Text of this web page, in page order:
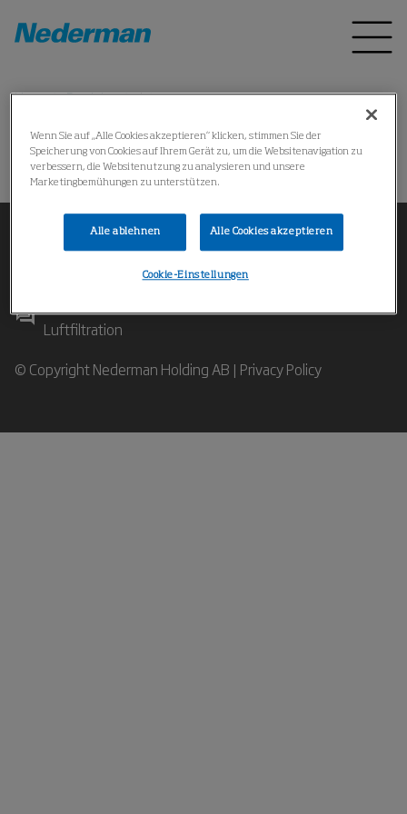
Home Produkte *
Could not find the product
Luftfiltration
© Copyright Nederman Holding AB | Privacy Policy
Wenn Sie auf „Alle Cookies akzeptieren“ klicken, stimmen Sie der
Speicherung von Cookies auf Ihrem Gerät zu, um die Websitenavigation zu
verbessern, die Websitenutzung zu analysieren und unsere
Marketingbemühungen zu unterstützen.
Alle ablehnen Alle Cookies akzeptieren
Cookie-Einstellungen